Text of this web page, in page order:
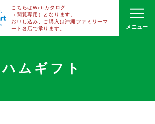
こちらはWebカタログ
（閲覧専用）となります。
お申し込み、ご購入は沖縄ファミリーマ
ート 各店で承ります。
ハムギフト